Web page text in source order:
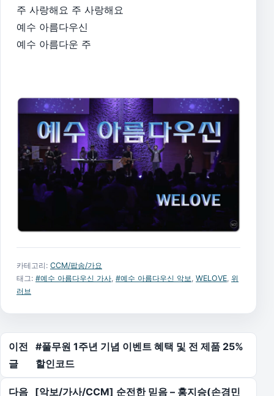
주 사랑해요 주 사랑해요
예수 아름다우신
예수 아름다운 주
카테고리: CCM/팝송/가요
태그: #예수 아름다우신 가사 #예수 아름다우신 악보 WELOVE 위
러브
글 탐색
이전
글
#풀무원 1주년 기념 이벤트 혜택 및 전 제품 25%
할인코드
다음 [악보/가사/CCM] 순전한 믿음 – 홍지승(손경민